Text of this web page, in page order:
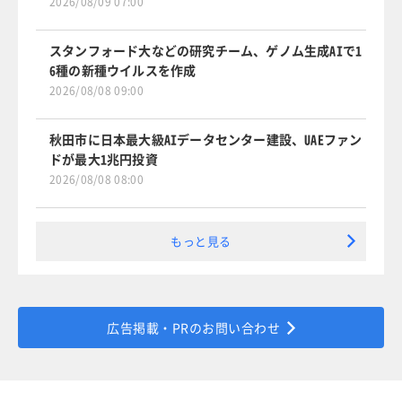
スタンフォード大などの研究チーム、ゲノム生成AIで1
6種の新種ウイルスを作成
2026/08/08 09:00
秋田市に日本最大級AIデータセンター建設、UAEファン
ドが最大1兆円投資
2026/08/08 08:00
もっと見る
広告掲載・PRのお問い合わせ